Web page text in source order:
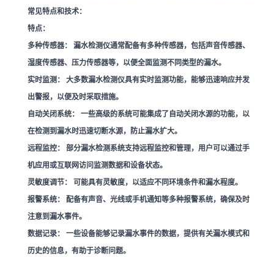
常见特点和技术：
特点：
多种传感器：
漏水检测仪通常配备有多种传感器，包括声音传感器、
湿度传感器、压力传感器等，以便全面监测不同类型的漏水。
实时监测：
大多数漏水检测仪具有实时监测功能，能够迅速响应并发
出警报，以便及时采取措施。
自动关闭系统：
一些高级的系统可能集成了自动关闭水源的功能，以
在检测到漏水时迅速切断水源，防止漏水扩大。
远程监控：
部分漏水检测系统支持远程监控和管理，用户可以通过手
机应用或互联网访问监测数据和设备状态。
灵敏度调节：
可能具有灵敏度，以适应不同环境条件和漏水程度。
报警系统：
配备有声音、光线或手机通知等多种报警系统，确保及时
注意到漏水事件。
数据记录：
一些设备能够记录漏水事件的数据，提供有关漏水模式和
历史的信息，有助于诊断问题。